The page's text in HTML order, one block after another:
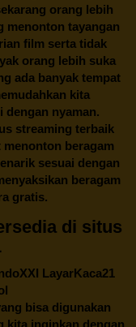
orang lebih
menonton tayangan
film serta tidak
orang lebih suka
ada banyak tempat
kita
dengan nyaman.
streaming terbaik
beragam
sesuai dengan
beragam
gratis.
di situs
LayarKaca21
bisa digunakan
kita inginkan dengan